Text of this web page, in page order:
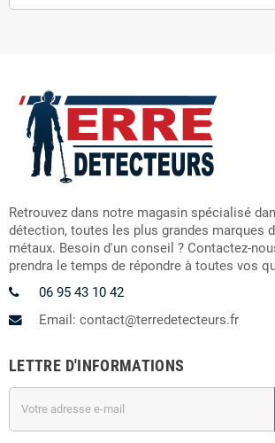
Retrouvez dans notre magasin spécialisé
détection, toutes les plus grandes marques
métaux. Besoin d'un conseil ? Contactez-
prendra le temps de répondre à toutes vos
06 95 43 10 42
Email: contact@terredetecteurs.fr
LETTRE D'INFORMATIONS